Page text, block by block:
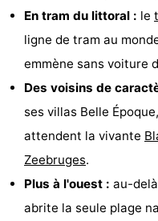
En tram du littoral : le
ligne de tram au
emmène sans voiture
Des voisins de
ses villas Belle
attendent la vivante
Zeebruges.
Plus à l'ouest : au-
abrite la seule plage